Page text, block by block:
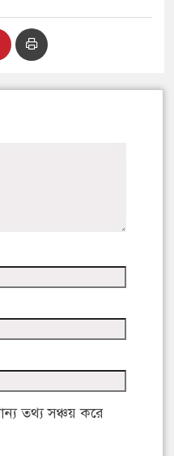
তথ্য সঞ্চয় করে